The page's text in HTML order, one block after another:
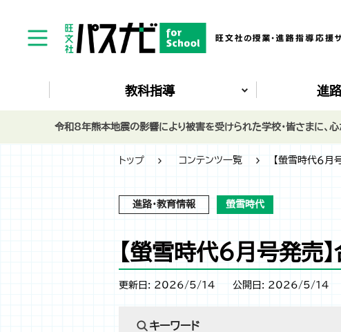
教科指導 進
トップ コンテンツ一覧 【螢雪時代６
進路・教育情報 螢雪時代
【螢雪時代６月号発売
更新日: 2026/5/14 公開日: 2026/5/14
キーワード
令和8年熊本地震の影響により被害を受けられた学校・皆さまに、